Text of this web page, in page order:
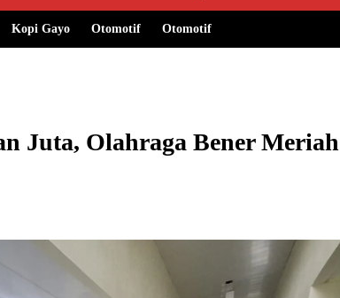
Kopi Gayo Otomotif Otomotif
Juta, Olahraga Bener Meriah